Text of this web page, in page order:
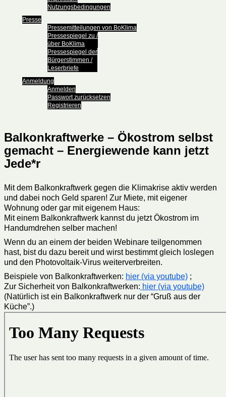
Nutzungsbedingungen
Presse
Pressemitteilungen von BoKlima
Pressespiegel zu /
über BoKlima
Pressespiegel der
Bürgerstimmen /
Leserbriefe
Anmeldung
Anmelden
Passwort zurücksetzen
Registrieren
Balkonkraftwerke – Ökostrom selbst
gemacht – Energiewende kann jetzt
Jede*r
Mit dem Balkonkraftwerk gegen die Klimakrise aktiv werden
und dabei noch Geld sparen! Zur Miete, mit eigener
Wohnung oder gar mit eigenem Haus:
Mit einem Balkonkraftwerk kannst du jetzt Ökostrom im
Handumdrehen selber machen!
Wenn du an einem der beiden Webinare teilgenommen
hast, bist du dazu bereit und wirst bestimmt gleich loslegen
und den Photovoltaik-Virus weiterverbreiten.
Beispiele von Balkonkraftwerken: hier (via youtube) ;
Zur Sicherheit von Balkonkraftwerken: hier (via youtube)
(Natürlich ist ein Balkonkraftwerk nur der “Gruß aus der
Küche”.)